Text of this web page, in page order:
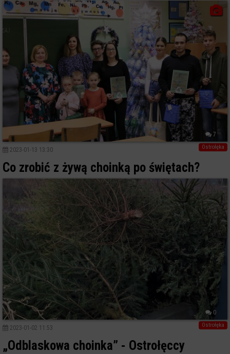
7
Ostrołęka
2023-01-13 13:30
Co zrobić z żywą choinką po świętach?
0
Ostrołęka
2023-01-02 11:53
„Odblaskowa choinka” - Ostrołęccy